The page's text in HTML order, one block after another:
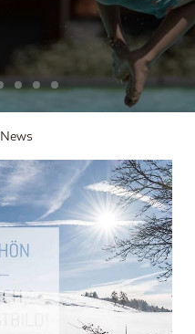
News